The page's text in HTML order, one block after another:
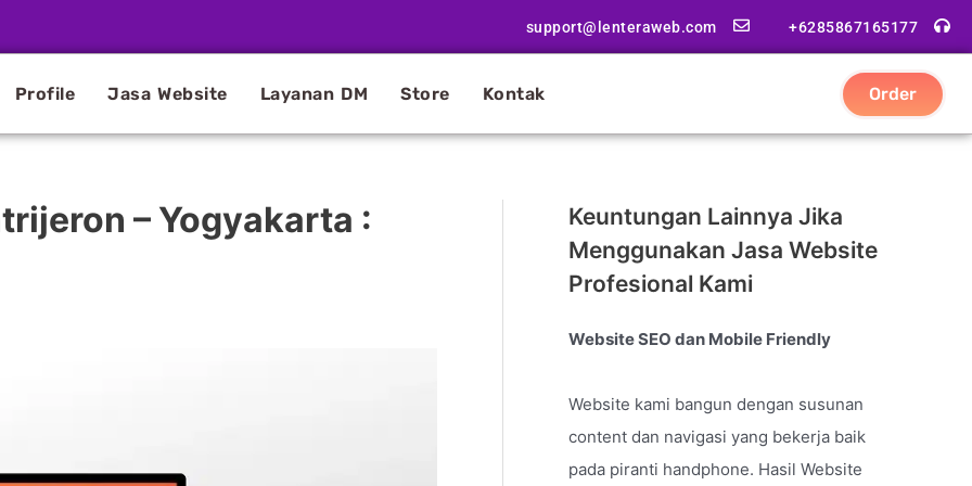
support@lenteraweb.com +6285867165177
Profile Jasa Website Layanan DM Store Kontak Order
– Yogyakarta :
Keuntungan Lainnya Jika
Menggunakan Jasa Website
Profesional Kami
Website SEO dan Mobile Friendly
Website kami bangun dengan susunan
content dan navigasi yang bekerja baik
pada piranti handphone. Hasil Website